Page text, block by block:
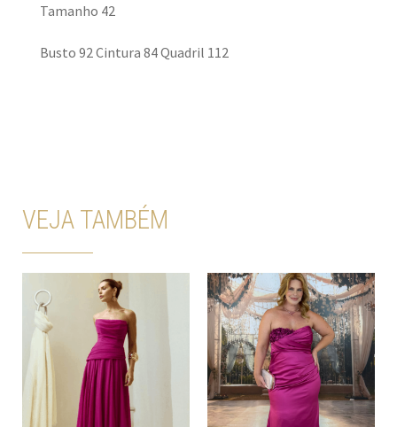
Tamanho 42
Busto 92 Cintura 84 Quadril 112
VEJA TAMBÉM